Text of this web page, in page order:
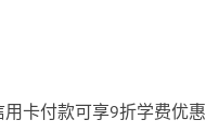
卡付款可享9折学费优惠